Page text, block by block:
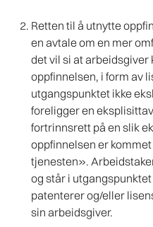
Retten til å utnytte
en avtale om en mer
det vil si at arbeidsgiver
oppfinnelsen, i form av
utgangspunktet ikke
foreligger en
fortrinnsrett på en slik
oppfinnelsen er
tjenesten».
og står i
patenterer og/eller
sin arbeidsgiver.